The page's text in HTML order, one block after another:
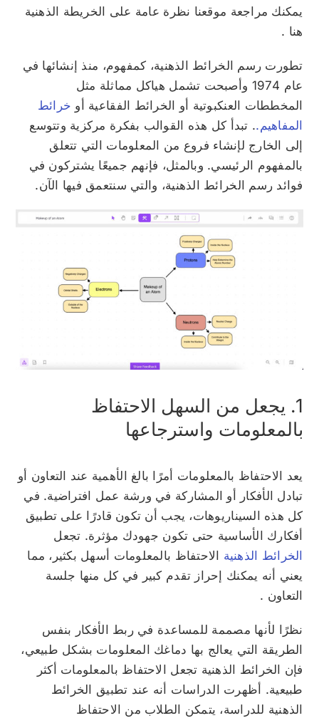
يمكنك مراجعة موقعنا نظرة عامة على الخريطة الذهنية
هنا .
تطورت رسم الخرائط الذهنية، كمفهوم، منذ إنشائها في
عام 1974
وأصبحت تشمل هياكل مماثلة مثل
المخططات العنكبوتية أو الخرائط الفقاعية أو خرائط
المفاهيم.. تبدأ كل هذه القوالب بفكرة مركزية وتتوسع
إلى الخارج لإنشاء فروع من المعلومات التي تتعلق
بالمفهوم الرئيسي. وبالمثل، فإنهم جميعًا يشتركون في
فوائد رسم الخرائط الذهنية، والتي سنتعمق فيها الآن.
1. يجعل من السهل الاحتفاظ
بالمعلومات واسترجاعها
يعد الاحتفاظ بالمعلومات أمرًا بالغ الأهمية عند التعاون أو
تبادل الأفكار أو المشاركة في ورشة عمل افتراضية. في
كل هذه السيناريوهات، يجب أن تكون قادرًا على تطبيق
أفكارك الأساسية حتى تكون جهودك مؤثرة. تجعل
الخرائط الذهنية الاحتفاظ بالمعلومات أسهل بكثير، مما
يعني أنه يمكنك إحراز تقدم كبير في كل منها جلسة
التعاون .
نظرًا لأنها مصممة للمساعدة في ربط الأفكار بنفس
الطريقة التي يعالج بها دماغك المعلومات بشكل طبيعي،
فإن الخرائط الذهنية تجعل الاحتفاظ بالمعلومات أكثر
طبيعية. أظهرت الدراسات أنه عند تطبيق الخرائط
الذهنية للدراسة، يتمكن الطلاب من الاحتفاظ